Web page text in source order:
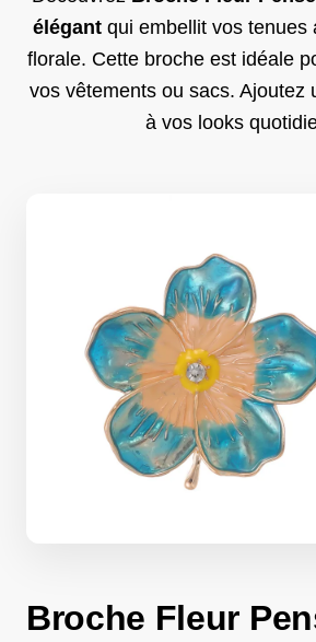
élégant qui embellit vos tenues
florale. Cette broche est idéale
vos vêtements ou sacs. Ajoutez
à vos looks
Broche Fleur